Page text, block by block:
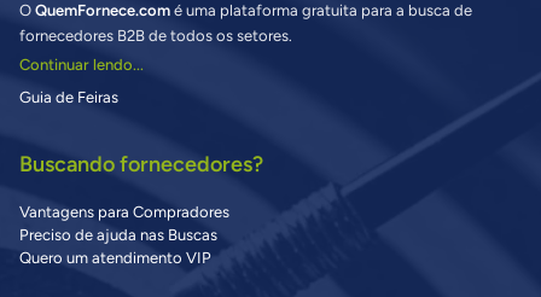
O QuemFornece.com é uma plataforma gratuita para a busca de
fornecedores B2B de todos os setores.
Continuar lendo...
Guia de Feiras
Buscando fornecedores?
Vantagens para Compradores
Preciso de ajuda nas Buscas
Quero um atendimento VIP